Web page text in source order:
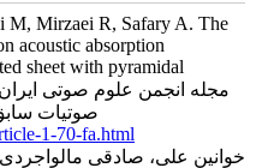
M, Mirzaei R, Safary A. The
acoustic absorption
sheet with pyramidal
صوتیات سابق) 2016; 4 (1)
1-70-fa.html
خوانین علی، صادقی